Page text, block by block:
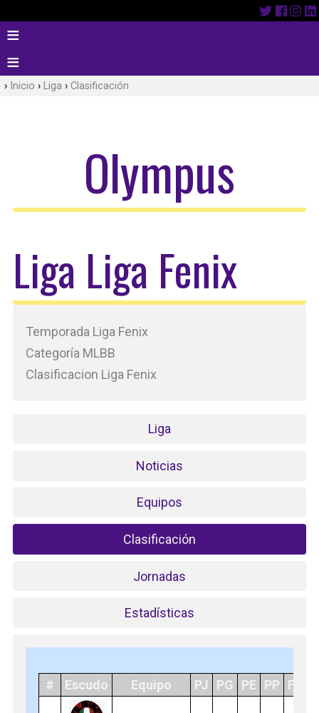
Inicio Liga Clasificación
Olympus
Liga Liga Fenix
Temporada Liga Fenix
Categoría MLBB
Clasificacion Liga Fenix
Liga
Noticias
Equipos
Clasificación
Jornadas
Estadísticas
# Escudo Equipo PJ PG PE PP F